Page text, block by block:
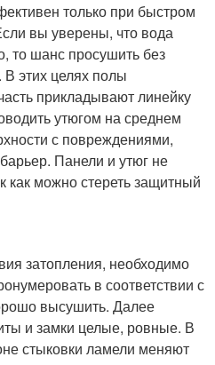
только при быстром
вы уверены, что вода
то шанс просушить без
этих целях полы
прикладывают линейку
утюгом на среднем
с повреждениями,
Панели и утюг не
как можно стереть защитный
затопления, необходимо
в соответствии с
высушить. Далее
и замки целые, ровные. В
стыковки ламели меняют